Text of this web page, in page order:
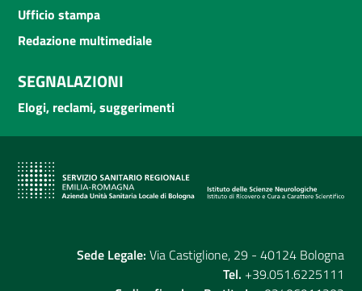
Ufficio stampa
Redazione multimediale
SEGNALAZIONI
Elogi, reclami, suggerimenti
Sede Legale: Via Castiglione, 29 - 40124 Bologna
Tel. +39.051.6225111